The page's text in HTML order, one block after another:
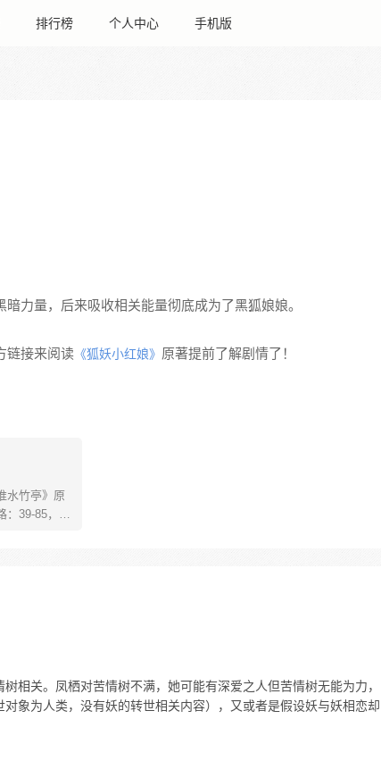
排行榜 个人中心 手机版
力量，后来吸收相关能量彻底成为了黑狐娘娘。
链接来阅读 《狐妖小红娘》 原著提前了解剧情了！
水竹亭》原
39-85，淮
相关。凤栖对苦情树不满，她可能有深爱之人但苦情树无能为力，
象为人类，没有妖的转世相关内容），又或者是假设妖与妖相恋却